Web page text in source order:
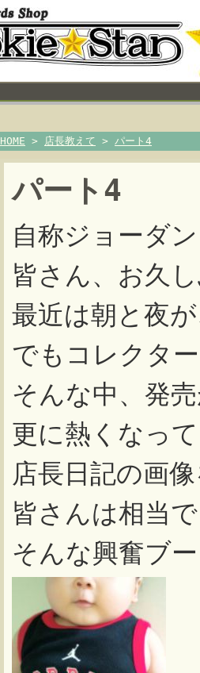
HOME > 店長教えて > パート4
パート4
自称ジョーダ
皆さん、お久
最近は朝と夜
でもコレクタ
そんな中、発
更に熱くなっ
店長日記の画
皆さんは相当
そんな興奮ブ